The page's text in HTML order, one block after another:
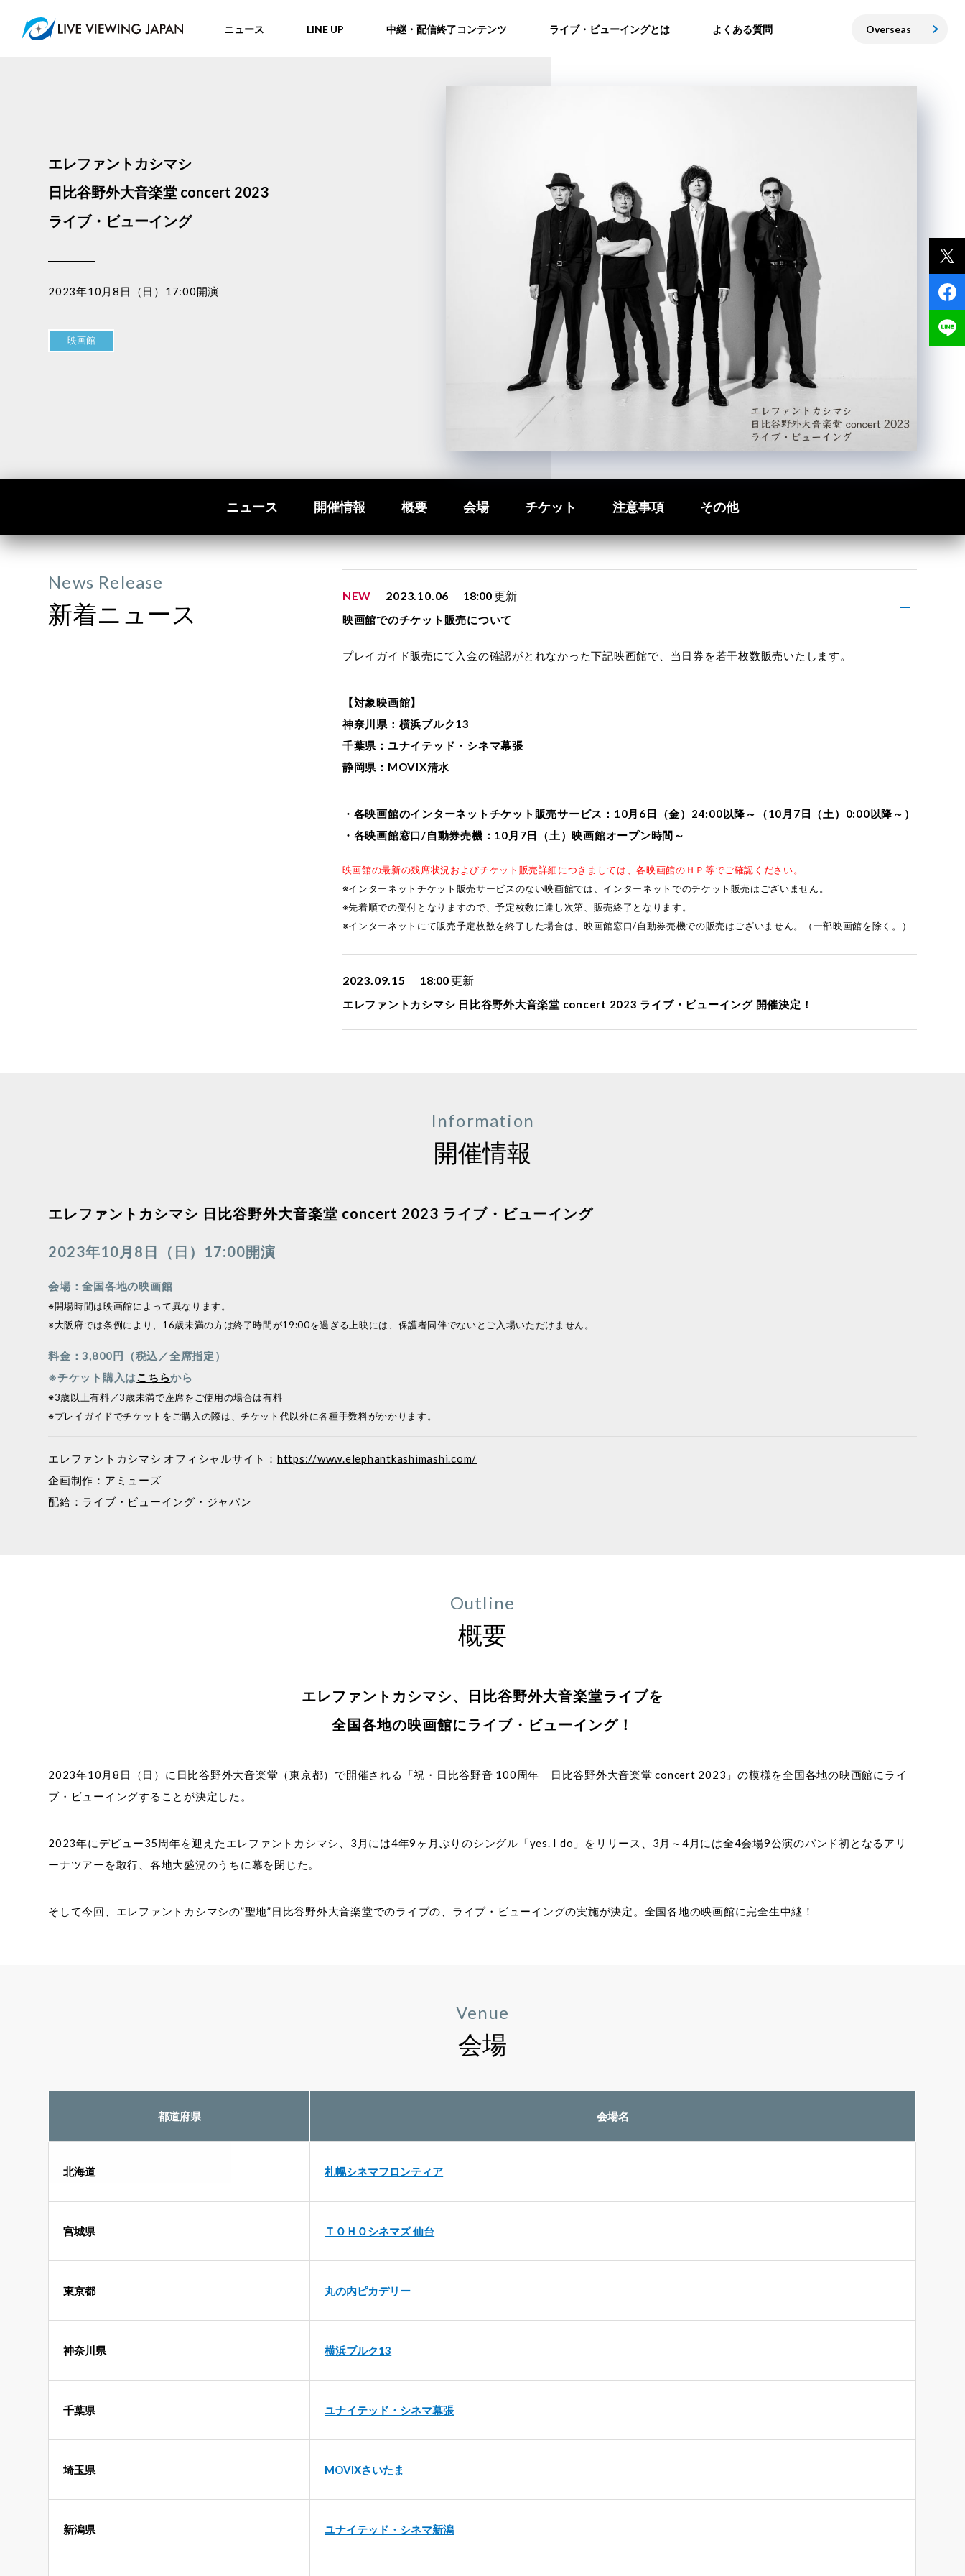
ニュース LINE UP 中継・配信終了コンテンツ ライブ・ビューイングとは よくある質問 Overseas
エレファントカシマシ
日比谷野外大音楽堂 concert 2023
ライブ・ビューイング
2023年10月8日（日）17:00開演
映画館
ニュース 開催情報 概要 会場 チケット 注意事項 その他
News Release
新着ニュース
NEW 2023.10.06 18:00更新
映画館でのチケット販売について
プレイガイド販売にて入金の確認がとれなかった下記映画館で、当日券を若干枚数販売いたします。
【対象映画館】
神奈川県：横浜ブルク13
千葉県：ユナイテッド・シネマ幕張
静岡県：MOVIX清水
・各映画館のインターネットチケット販売サービス：10月6日（金）24:00以降～（10月7日（土）0:00以降～）
・各映画館窓口/自動券売機：10月7日（土）映画館オープン時間～
映画館の最新の残席状況およびチケット販売詳細につきましては、各映画館のＨＰ等でご確認ください。
※インターネットチケット販売サービスのない映画館では、インターネットでのチケット販売はございません。
※先着順での受付となりますので、予定枚数に達し次第、販売終了となります。
※インターネットにて販売予定枚数を終了した場合は、映画館窓口/自動券売機での販売はございません。（一部映画館を除く。）
2023.09.15 18:00更新
エレファントカシマシ 日比谷野外大音楽堂 concert 2023 ライブ・ビューイング 開催決定！
Information
開催情報
エレファントカシマシ 日比谷野外大音楽堂 concert 2023 ライブ・ビューイング
2023年10月8日（日）17:00開演
会場：全国各地の映画館
※開場時間は映画館によって異なります。
※大阪府では条例により、16歳未満の方は終了時間が19:00を過ぎる上映には、保護者同伴でないとご入場いただけません。
料金：3,800円（税込／全席指定）
※チケット購入はこちらから
※3歳以上有料／3歳未満で座席をご使用の場合は有料
※プレイガイドでチケットをご購入の際は、チケット代以外に各種手数料がかかります。
エレファントカシマシ オフィシャルサイト： https://www.elephantkashimashi.com/
企画制作：アミューズ
配給：ライブ・ビューイング・ジャパン
Outline
概要
エレファントカシマシ、日比谷野外大音楽堂ライブを
全国各地の映画館にライブ・ビューイング！
2023年10月8日（日）に日比谷野外大音楽堂（東京都）で開催される「祝・日比谷野音 100周年 日比谷野外大音楽堂 concert 2023」の模様を全国各地の映画館にライ
ブ・ビューイングすることが決定した。
2023年にデビュー35周年を迎えたエレファントカシマシ、3月には4年9ヶ月ぶりのシングル「yes. I do」をリリース、3月～4月には全4会場9公演のバンド初となるアリ
ーナツアーを敢行、各地大盛況のうちに幕を閉じた。
そして今回、エレファントカシマシの”聖地”日比谷野外大音楽堂でのライブの、ライブ・ビューイングの実施が決定。全国各地の映画館に完全生中継！
Venue
会場
都道府県 会場名
北海道 札幌シネマフロンティア
宮城県 ＴＯＨＯシネマズ 仙台
東京都 丸の内ピカデリー
神奈川県 横浜ブルク13
千葉県 ユナイテッド・シネマ幕張
埼玉県 MOVIXさいたま
新潟県 ユナイテッド・シネマ新潟